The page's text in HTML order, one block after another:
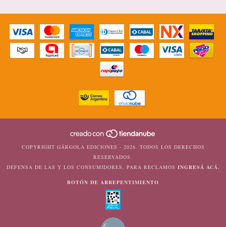
COPYRIGHT GÁRGOLA EDICIONES - 2026. TODOS LOS DERECHOS
RESERVADOS.
DEFENSA DE LAS Y LOS CONSUMIDORES. PARA RECLAMOS INGRESÁ ACÁ.
BOTÓN DE ARREPENTIMIENTO